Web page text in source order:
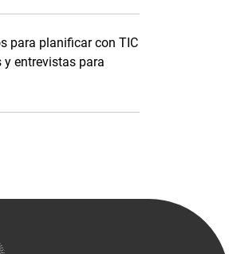
para planificar con TIC
entrevistas para